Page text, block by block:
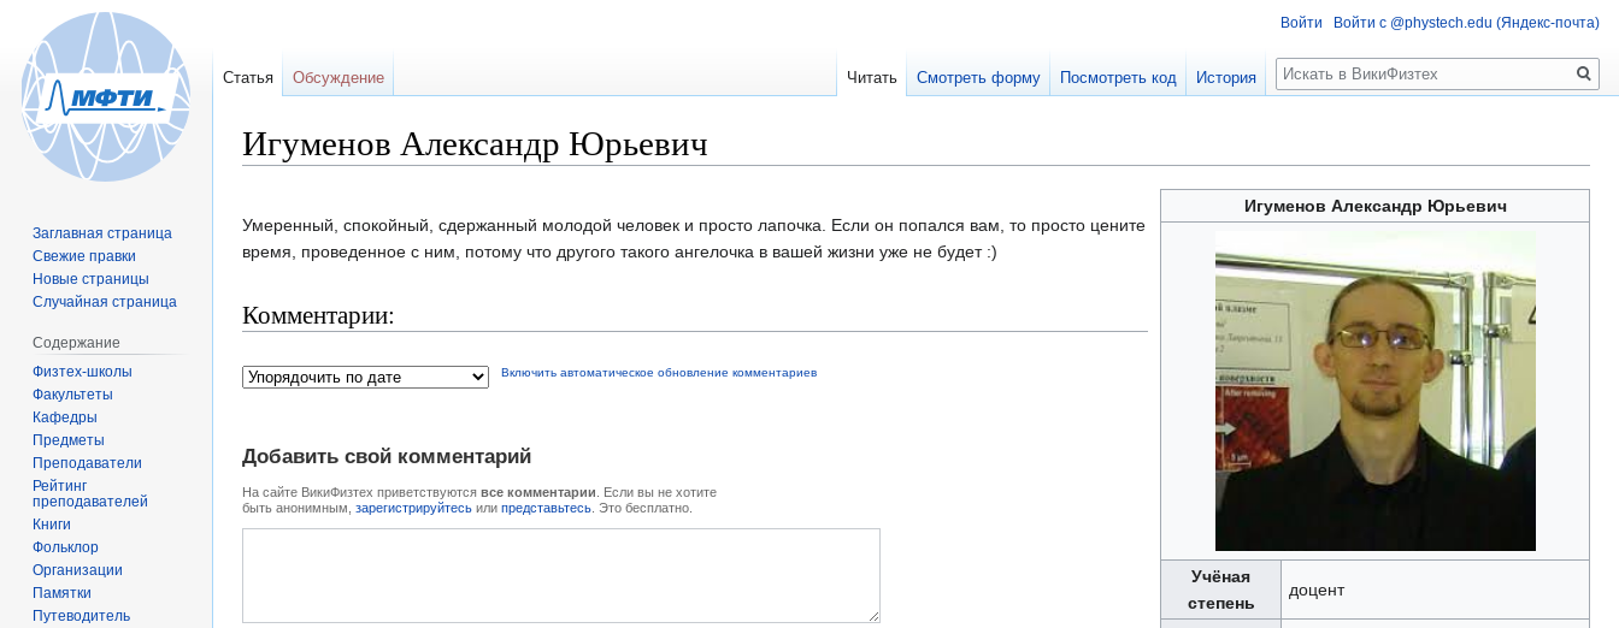
Игуменов Александр Юрьевич
Перейти
Перейти
Игуменов Александр Юрьевич
Учёная
степень
доцент
Умеренный, спокойный, сдержанный молодой человек и просто лапочка. Если он попался вам, то просто цените
время, проведенное с ним, потому что другого такого ангелочка в вашей жизни уже не будет :)
Комментарии:
Включить автоматическое обновление комментариев
Добавить свой комментарий
На сайте ВикиФизтех приветствуются все комментарии . Если вы не хотите
быть анонимным, зарегистрируйтесь или представьтесь . Это бесплатно.
Войти Войти с @phystech.edu (Яндекс-почта)
Статья Обсуждение Читать Смотреть форму Посмотреть код История
Поиск
Заглавная страница
Свежие правки
Новые страницы
Случайная страница
Содержание
Физтех-школы
Факультеты
Кафедры
Предметы
Преподаватели
Рейтинг
преподавателей
Книги
Фольклор
Организации
Памятки
Путеводитель